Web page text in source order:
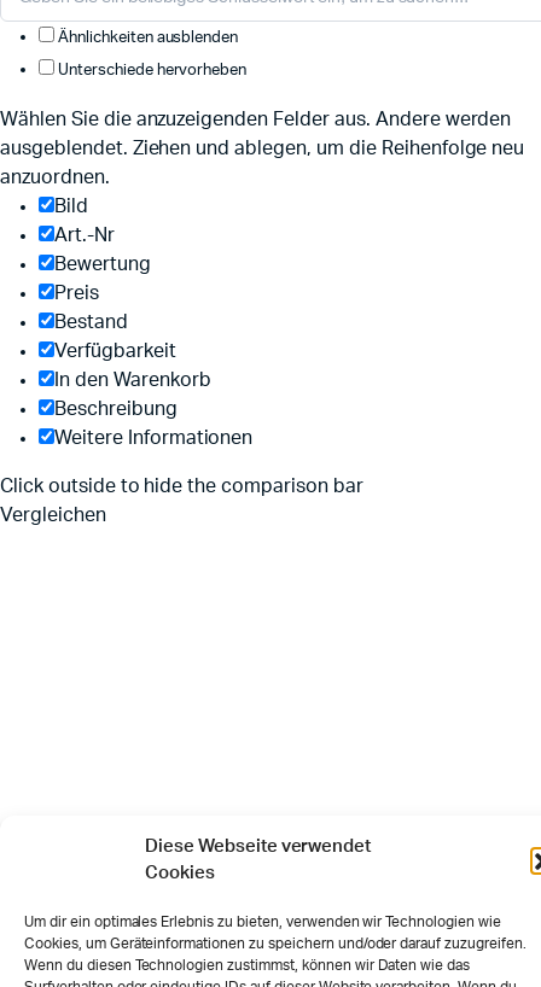
Diese Webseite verwendet
Cookies
Um dir ein optimales Erlebnis zu bieten, verwenden wir Technologien wie
Cookies, um Geräteinformationen zu speichern und/oder darauf zuzugreifen.
Wenn du diesen Technologien zustimmst, können wir Daten wie das
Ähnlichkeiten ausblenden
Unterschiede hervorheben
Wählen Sie die anzuzeigenden Felder aus. Andere werden
ausgeblendet. Ziehen und ablegen, um die Reihenfolge neu
anzuordnen.
Bild
Art.-Nr
Bewertung
Preis
Bestand
Verfügbarkeit
In den Warenkorb
Beschreibung
Weitere Informationen
Click outside to hide the comparison bar
Vergleichen